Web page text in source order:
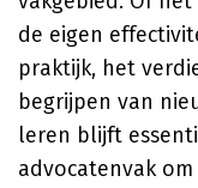
de eigen
praktijk, het
begrijpen van
leren blijft
advocatenvak